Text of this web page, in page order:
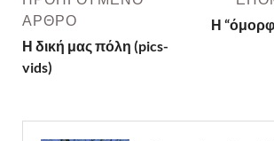
ΆΡΘΡΟ
Η δική μας πόλη (pics-
vids)
Η